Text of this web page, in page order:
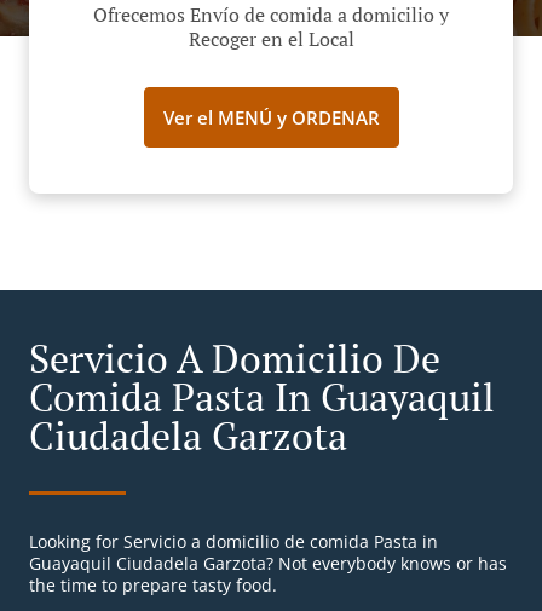
Ofrecemos Envío de comida a domicilio y
Recoger en el Local
Ver el MENÚ y ORDENAR
Servicio A Domicilio De
Comida Pasta In Guayaquil
Ciudadela Garzota
Looking for Servicio a domicilio de comida Pasta in
Guayaquil Ciudadela Garzota? Not everybody knows or has
the time to prepare tasty food.